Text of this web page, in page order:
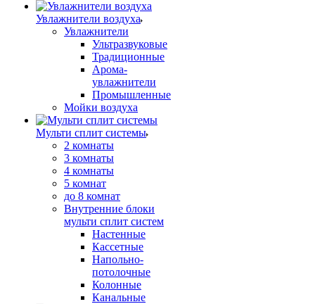
Увлажнители воздуха
Увлажнители
Ультразвуковые
Традиционные
Арома-
увлажнители
Промышленные
Мойки воздуха
Мульти сплит системы
2 комнаты
3 комнаты
4 комнаты
5 комнат
до 8 комнат
Внутренние блоки
мульти сплит систем
Настенные
Кассетные
Напольно-
потолочные
Колонные
Канальные